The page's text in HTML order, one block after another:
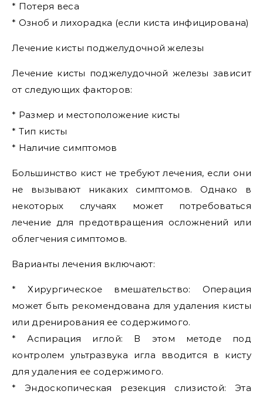
* Потеря веса
* Озноб и лихорадка (если киста инфицирована)
Лечение кисты поджелудочной железы
Лечение кисты поджелудочной железы зависит
от следующих факторов:
* Размер и местоположение кисты
* Тип кисты
* Наличие симптомов
Большинство кист не требуют лечения, если они
не вызывают никаких симптомов. Однако в
некоторых случаях может потребоваться
лечение для предотвращения осложнений или
облегчения симптомов.
Варианты лечения включают:
* Хирургическое вмешательство: Операция
может быть рекомендована для удаления кисты
или дренирования ее содержимого.
* Аспирация иглой: В этом методе под
контролем ультразвука игла вводится в кисту
для удаления ее содержимого.
* Эндоскопическая резекция слизистой: Эта